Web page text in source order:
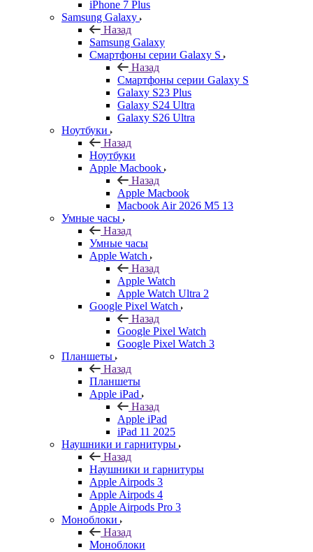
iPhone 7 Plus
Samsung Galaxy
Назад
Samsung Galaxy
Смартфоны серии Galaxy S
Назад
Смартфоны серии Galaxy S
Galaxy S23 Plus
Galaxy S24 Ultra
Galaxy S26 Ultra
Ноутбуки
Назад
Ноутбуки
Apple Macbook
Назад
Apple Macbook
Macbook Air 2026 M5 13
Умные часы
Назад
Умные часы
Apple Watch
Назад
Apple Watch
Apple Watch Ultra 2
Google Pixel Watch
Назад
Google Pixel Watch
Google Pixel Watch 3
Планшеты
Назад
Планшеты
Apple iPad
Назад
Apple iPad
iPad 11 2025
Наушники и гарнитуры
Назад
Наушники и гарнитуры
Apple Airpods 3
Apple Airpods 4
Apple Airpods Pro 3
Моноблоки
Назад
Моноблоки